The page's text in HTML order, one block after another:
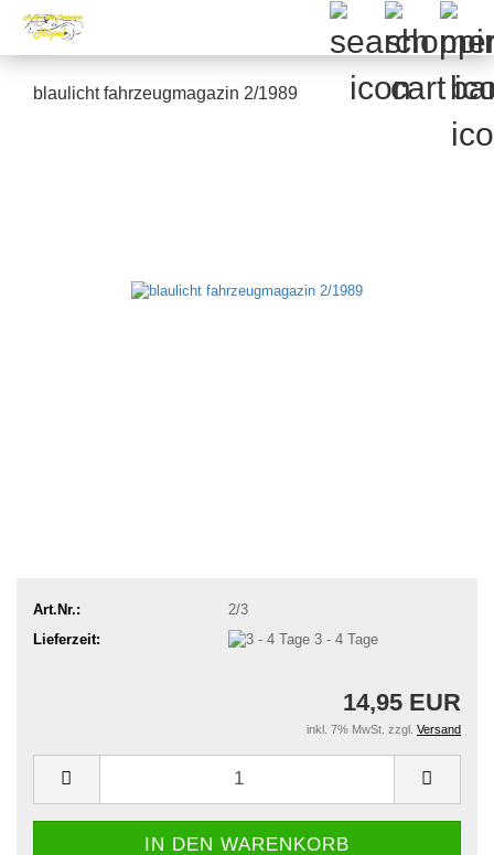
blaulicht fahrzeugmagazin 2/1989
Art.Nr.:
2/3
Lieferzeit:
3 - 4 Tage
14,95 EUR
inkl. 7% MwSt. zzgl. Versand